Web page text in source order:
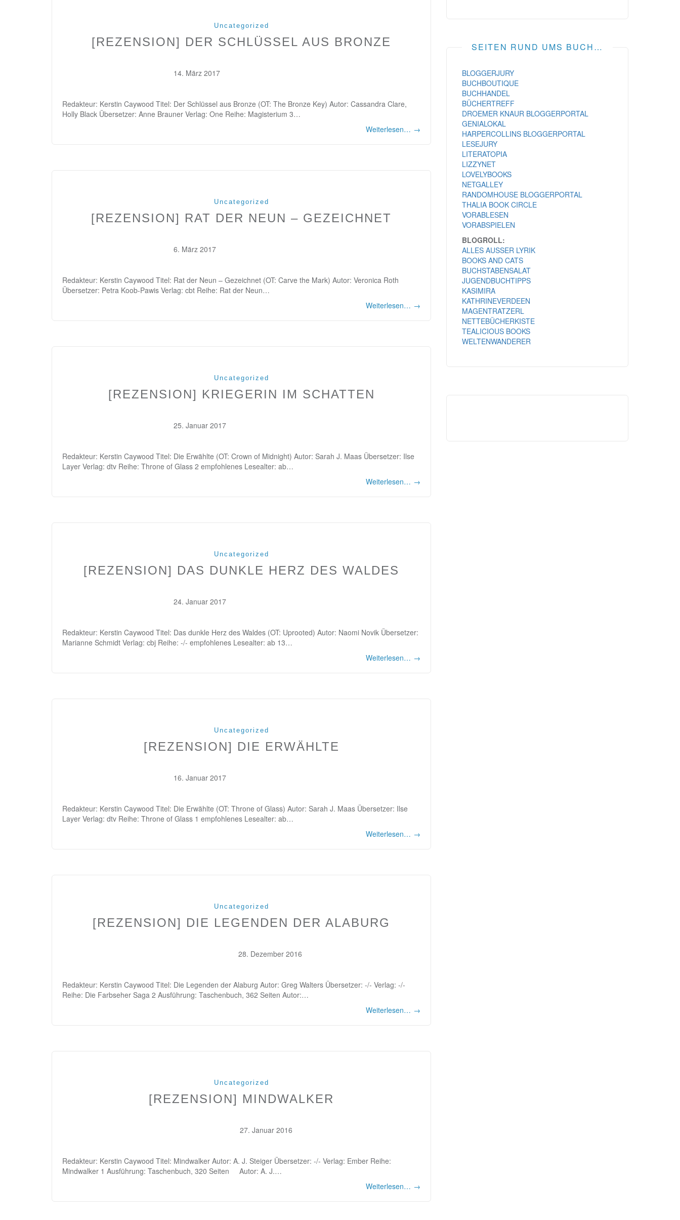
Uncategorized
[REZENSION] DER SCHLÜSSEL AUS BRONZE
14. März 2017
Redakteur: Kerstin Caywood Titel: Der Schlüssel aus Bronze (OT: The Bronze Key) Autor: Cassandra Clare,
Holly Black Übersetzer: Anne Brauner Verlag: One Reihe: Magisterium 3…
Weiterlesen… →
Uncategorized
[REZENSION] RAT DER NEUN – GEZEICHNET
6. März 2017
Redakteur: Kerstin Caywood Titel: Rat der Neun – Gezeichnet (OT: Carve the Mark) Autor: Veronica Roth
Übersetzer: Petra Koob-Pawis Verlag: cbt Reihe: Rat der Neun…
Weiterlesen… →
Uncategorized
[REZENSION] KRIEGERIN IM SCHATTEN
25. Januar 2017
Redakteur: Kerstin Caywood Titel: Die Erwählte (OT: Crown of Midnight) Autor: Sarah J. Maas Übersetzer: Ilse
Layer Verlag: dtv Reihe: Throne of Glass 2 empfohlenes Lesealter: ab…
Weiterlesen… →
Uncategorized
[REZENSION] DAS DUNKLE HERZ DES WALDES
24. Januar 2017
Redakteur: Kerstin Caywood Titel: Das dunkle Herz des Waldes (OT: Uprooted) Autor: Naomi Novik Übersetzer:
Marianne Schmidt Verlag: cbj Reihe: -/- empfohlenes Lesealter: ab 13…
Weiterlesen… →
Uncategorized
[REZENSION] DIE ERWÄHLTE
16. Januar 2017
Redakteur: Kerstin Caywood Titel: Die Erwählte (OT: Throne of Glass) Autor: Sarah J. Maas Übersetzer: Ilse
Layer Verlag: dtv Reihe: Throne of Glass 1 empfohlenes Lesealter: ab…
Weiterlesen… →
Uncategorized
[REZENSION] DIE LEGENDEN DER ALABURG
28. Dezember 2016
Redakteur: Kerstin Caywood Titel: Die Legenden der Alaburg Autor: Greg Walters Übersetzer: -/- Verlag: -/-
Reihe: Die Farbseher Saga 2 Ausführung: Taschenbuch, 362 Seiten Autor:…
Weiterlesen… →
Uncategorized
[REZENSION] MINDWALKER
27. Januar 2016
Redakteur: Kerstin Caywood Titel: Mindwalker Autor: A. J. Steiger Übersetzer: -/- Verlag: Ember Reihe:
Mindwalker 1 Ausführung: Taschenbuch, 320 Seiten Autor: A. J.…
Weiterlesen… →
SEITEN RUND UMS BUCH…
BLOGGERJURY
BUCHBOUTIQUE
BUCHHANDEL
BÜCHERTREFF
DROEMER KNAUR BLOGGERPORTAL
GENIALOKAL
HARPERCOLLINS BLOGGERPORTAL
LESEJURY
LITERATOPIA
LIZZYNET
LOVELYBOOKS
NETGALLEY
RANDOMHOUSE BLOGGERPORTAL
THALIA BOOK CIRCLE
VORABLESEN
VORABSPIELEN
BLOGROLL:
ALLES AUSSER LYRIK
BOOKS AND CATS
BUCHSTABENSALAT
JUGENDBUCHTIPPS
KASIMIRA
KATHRINEVERDEEN
MAGENTRATZERL
NETTEBÜCHERKISTE
TEALICIOUS BOOKS
WELTENWANDERER